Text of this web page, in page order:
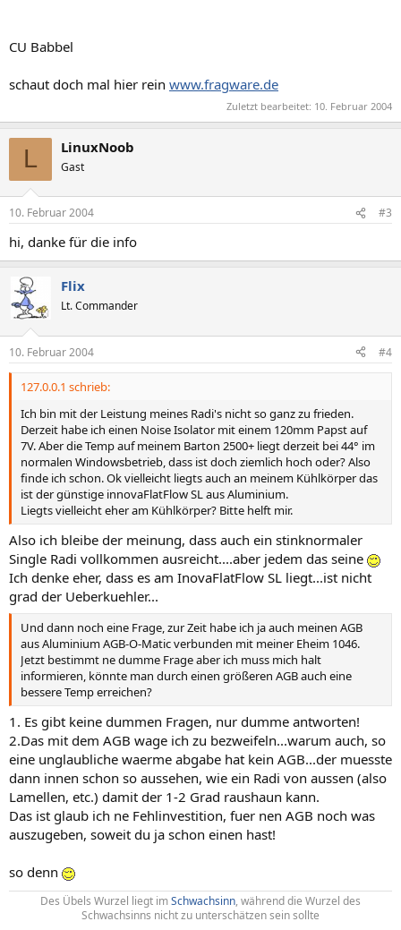
CU Babbel
schaut doch mal hier rein www.fragware.de
Zuletzt bearbeitet: 10. Februar 2004
L LinuxNoob
Gast
10. Februar 2004 #3
hi, danke für die info
Flix
Lt. Commander
10. Februar 2004 #4
127.0.0.1 schrieb:
Ich bin mit der Leistung meines Radi's nicht so ganz zu frieden.
Derzeit habe ich einen Noise Isolator mit einem 120mm Papst auf
7V. Aber die Temp auf meinem Barton 2500+ liegt derzeit bei 44° im
normalen Windowsbetrieb, dass ist doch ziemlich hoch oder? Also
finde ich schon. Ok vielleicht liegts auch an meinem Kühlkörper das
ist der günstige innovaFlatFlow SL aus Aluminium.
Liegts vielleicht eher am Kühlkörper? Bitte helft mir.
Also ich bleibe der meinung, dass auch ein stinknormaler
Single Radi vollkommen ausreicht....aber jedem das seine
Ich denke eher, dass es am InovaFlatFlow SL liegt...ist nicht
grad der Ueberkuehler...
Und dann noch eine Frage, zur Zeit habe ich ja auch meinen AGB
aus Aluminium AGB-O-Matic verbunden mit meiner Eheim 1046.
Jetzt bestimmt ne dumme Frage aber ich muss mich halt
informieren, könnte man durch einen größeren AGB auch eine
bessere Temp erreichen?
1. Es gibt keine dummen Fragen, nur dumme antworten!
2.Das mit dem AGB wage ich zu bezweifeln...warum auch, so
eine unglaubliche waerme abgabe hat kein AGB...der muesste
dann innen schon so aussehen, wie ein Radi von aussen (also
Lamellen, etc.) damit der 1-2 Grad raushaun kann.
Das ist glaub ich ne Fehlinvestition, fuer nen AGB noch was
auszugeben, soweit du ja schon einen hast!
so denn
Des Übels Wurzel liegt imSchwachsinn, während die Wurzel des
Schwachsinns nicht zu unterschätzen sein sollte​